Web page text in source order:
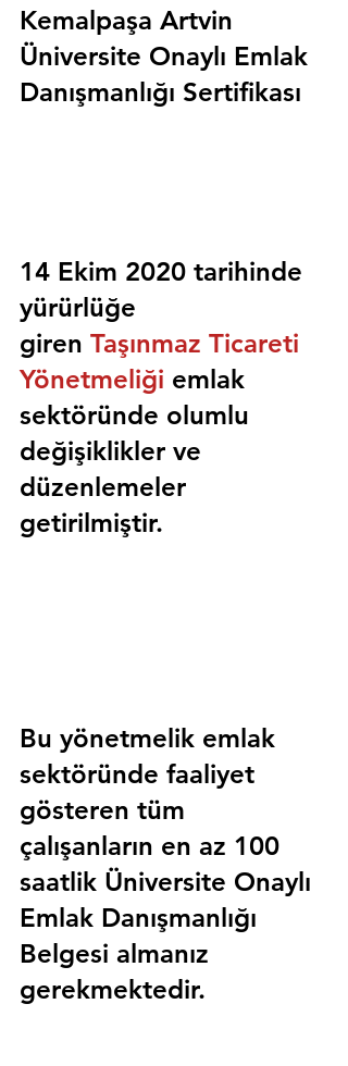
Kemalpaşa Artvin
Üniversite Onaylı Emlak
Danışmanlığı Sertifikası
14 Ekim 2020 tarihinde
yürürlüğe
giren Taşınmaz Ticareti
Yönetmeliği emlak
sektöründe olumlu
değişiklikler ve
düzenlemeler
getirilmiştir.
Bu yönetmelik emlak
sektöründe faaliyet
gösteren tüm
çalışanların en az 100
saatlik Üniversite Onaylı
Emlak Danışmanlığı
Belgesi almanız
gerekmektedir.